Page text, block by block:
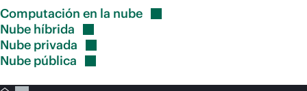
Computación en la nube
Nube híbrida
Nube privada
Nube pública